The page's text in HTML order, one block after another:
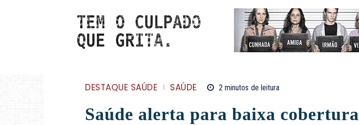
DESTAQUE SAÚDE SAÚDE 2 minutos de leitura
Saúde alerta para baixa cobertura